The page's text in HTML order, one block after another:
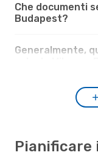
Che documenti
Budapest?
Generalmente,
Pianificare